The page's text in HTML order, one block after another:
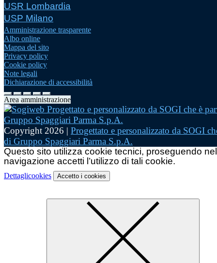
USR Lombardia
USP Milano
Amministrazione trasparente
Albo online
Mappa del sito
Privacy policy
Cookie policy
Note legali
Dichiarazione di accessibilità
Area amministrazione
Copyright 2026 | Progettato e personalizzato da SOGI
di Gruppo Spaggiari Parma S.p.A.
Questo sito utilizza cookie tecnici, proseguendo
navigazione accetti l’utilizzo di tali cookie.
Dettaglicookies Accetto i cookies